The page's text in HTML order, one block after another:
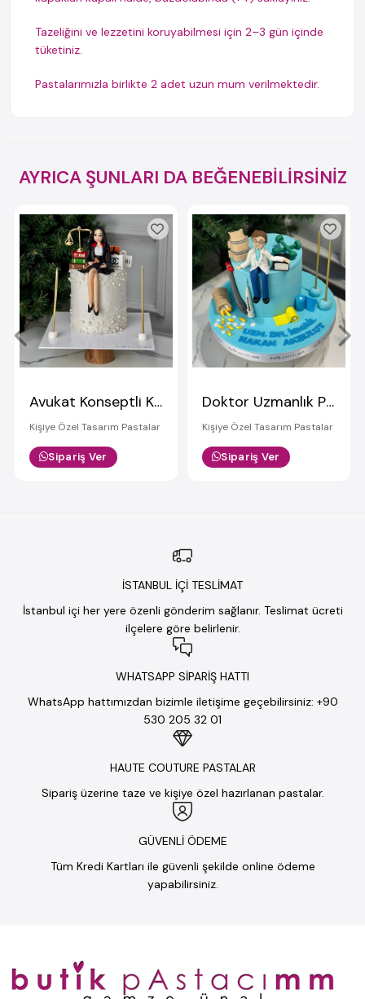
Tazeliğini ve lezzetini koruyabilmesi için 2–3 gün içinde
tüketiniz.
Pastalarımızla birlikte 2 adet uzun mum verilmektedir.
AYRICA ŞUNLARI DA BEĞENEBİLİRSİNİZ
Avukat Konseptli Kişiye Özel Figürlü Pasta - 2
Kişiye Özel Tasarım Pastalar
Sipariş Ver
Doktor Uzmanlık Pastası
Kişiye Özel Tasarım Pastalar
Sipariş Ver
İSTANBUL İÇİ TESLİMAT
İstanbul içi her yere özenli gönderim sağlanır. Teslimat ücreti
ilçelere göre belirlenir.
WHATSAPP SİPARİŞ HATTI
WhatsApp hattımızdan bizimle iletişime geçebilirsiniz: +90
530 205 32 01
HAUTE COUTURE PASTALAR
Sipariş üzerine taze ve kişiye özel hazırlanan pastalar.
GÜVENLİ ÖDEME
Tüm Kredi Kartları ile güvenli şekilde online ödeme
yapabilirsiniz.